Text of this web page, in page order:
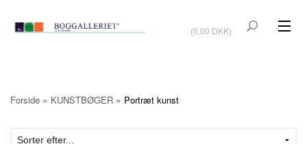
(0,00 DKK)
Forside » KUNSTBØGER » Portræt kunst